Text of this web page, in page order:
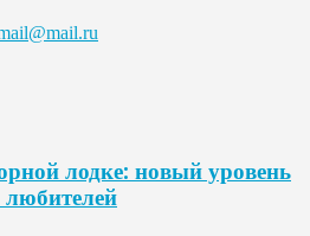
лодке: новый уровень